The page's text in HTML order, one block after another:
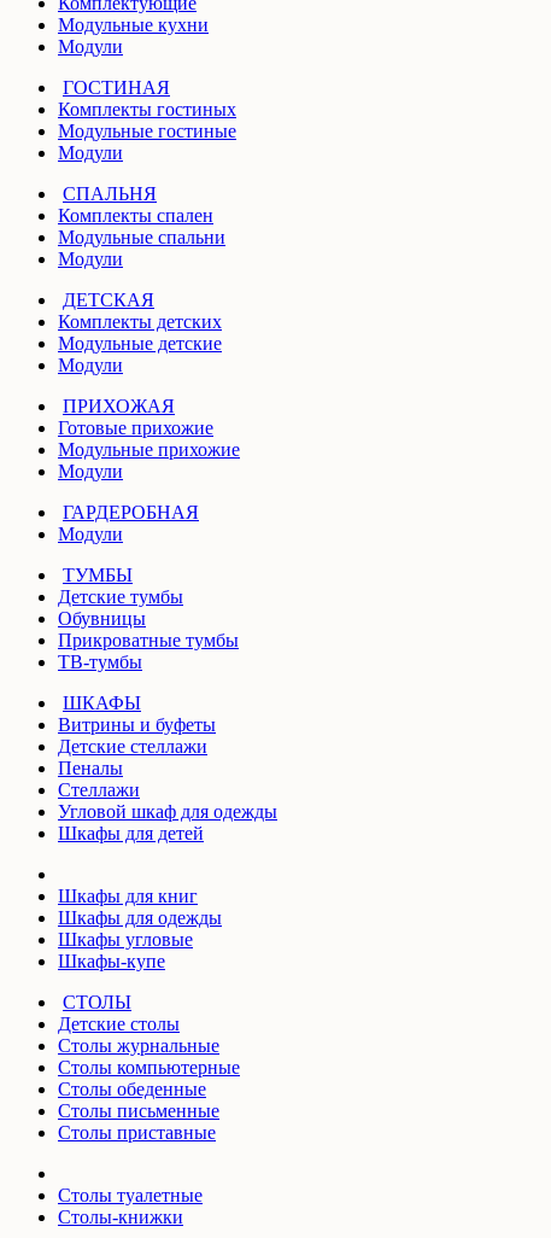
Модульные кухни
Модули
ГОСТИНАЯ
Комплекты гостиных
Модульные гостиные
Модули
СПАЛЬНЯ
Комплекты спален
Модульные спальни
Модули
ДЕТСКАЯ
Комплекты детских
Модульные детские
Модули
ПРИХОЖАЯ
Готовые прихожие
Модульные прихожие
Модули
ГАРДЕРОБНАЯ
Модули
ТУМБЫ
Детские тумбы
Обувницы
Прикроватные тумбы
ТВ-тумбы
ШКАФЫ
Витрины и буфеты
Детские стеллажи
Пеналы
Стеллажи
Угловой шкаф для одежды
Шкафы для детей
Шкафы для книг
Шкафы для одежды
Шкафы угловые
Шкафы-купе
СТОЛЫ
Детские столы
Столы журнальные
Столы компьютерные
Столы обеденные
Столы письменные
Столы приставные
Столы туалетные
Столы-книжки